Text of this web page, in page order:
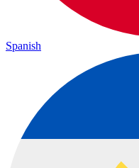
Spanish